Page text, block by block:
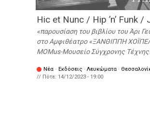
Hic et Nunc / Hip ’n’ Funk /
παρουσίαση του βιβλίου του Άρι
στο Αμφιθέατρο «ΞΑΝΘΙΠΠΗ
MOMus-Μουσείο Σύγχρονης Τέχνης
Νέα · Εκδόσεις · Λευκώματα ·
// Πότε: 14/12/2023 - 19:00